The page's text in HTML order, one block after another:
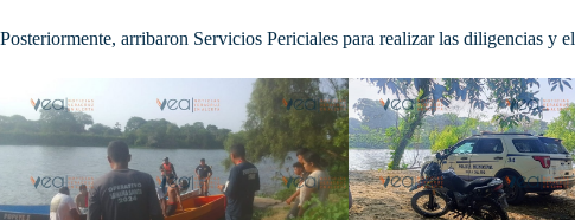
Posteriormente, arribaron Servicios Periciales para realizar las diligencias y